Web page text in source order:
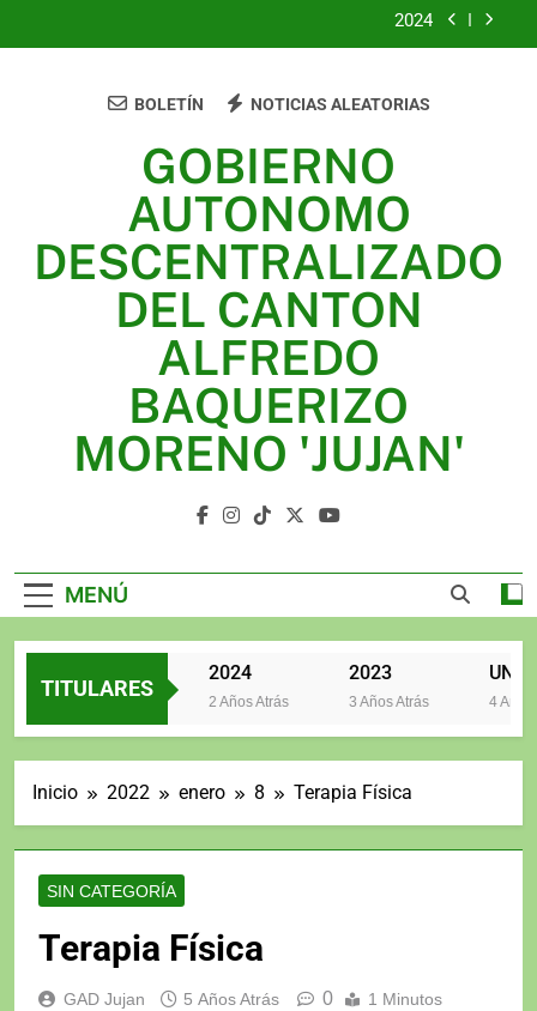
2024
JUJAN
2024
2023
UNIDOS TRABAJANDO POR NUESTRO QUERIDO
JUJAN
GOBIERNO
AUTONOMO
DESCENTRALIZADO
DEL CANTON
ALFREDO
BAQUERIZO
MORENO 'JUJAN'
BOLETÍN NOTICIAS ALEATORIAS
MENÚ
TITULARES
2024
2 Años Atrás
2023
3 Años Atrás 4 Años
Inicio 2022 enero 8 Terapia Física
SIN CATEGORÍA
Terapia Física
GAD Jujan 5 Años Atrás 0 1 Minutos